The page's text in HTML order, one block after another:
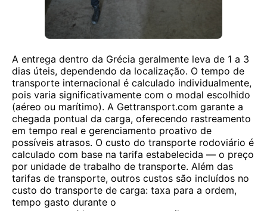
A entrega dentro da Grécia geralmente leva de 1 a 3
dias úteis, dependendo da localização. O tempo de
transporte internacional é calculado individualmente,
pois varia significativamente com o modal escolhido
(aéreo ou marítimo). A Gettransport.com garante a
chegada pontual da carga, oferecendo rastreamento
em tempo real e gerenciamento proativo de
possíveis atrasos. O custo do transporte rodoviário é
calculado com base na tarifa estabelecida — o preço
por unidade de trabalho de transporte. Além das
tarifas de transporte, outros custos são incluídos no
custo do transporte de carga: taxa para a ordem,
tempo gasto durante o